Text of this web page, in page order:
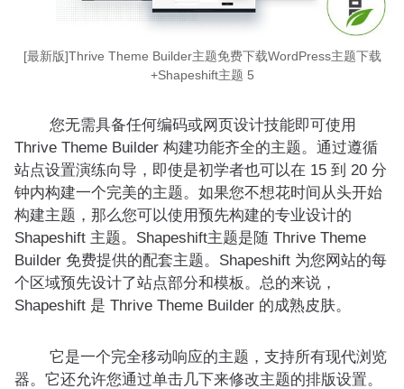
[最新版]Thrive Theme Builder主题免费下载WordPress主题下载
+Shapeshift主题 5
您无需具备任何编码或网页设计技能即可使用
Thrive Theme Builder 构建功能齐全的主题。通过遵循
站点设置演练向导，即使是初学者也可以在 15 到 20 分
钟内构建一个完美的主题。如果您不想花时间从头开始
构建主题，那么您可以使用预先构建的专业设计的
Shapeshift 主题。Shapeshift主题是随 Thrive Theme
Builder 免费提供的配套主题。Shapeshift 为您网站的每
个区域预先设计了站点部分和模板。总的来说，
Shapeshift 是 Thrive Theme Builder 的成熟皮肤。
它是一个完全移动响应的主题，支持所有现代浏览
器。它还允许您通过单击几下来修改主题的排版设置。